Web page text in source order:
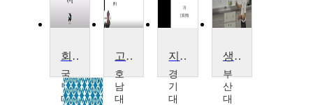
회귀분석
국
민
대
고급 연구방법 및 통계
호
남
대
지방분권시대의 지방재정
경
기
대
생존분석
부
산
대